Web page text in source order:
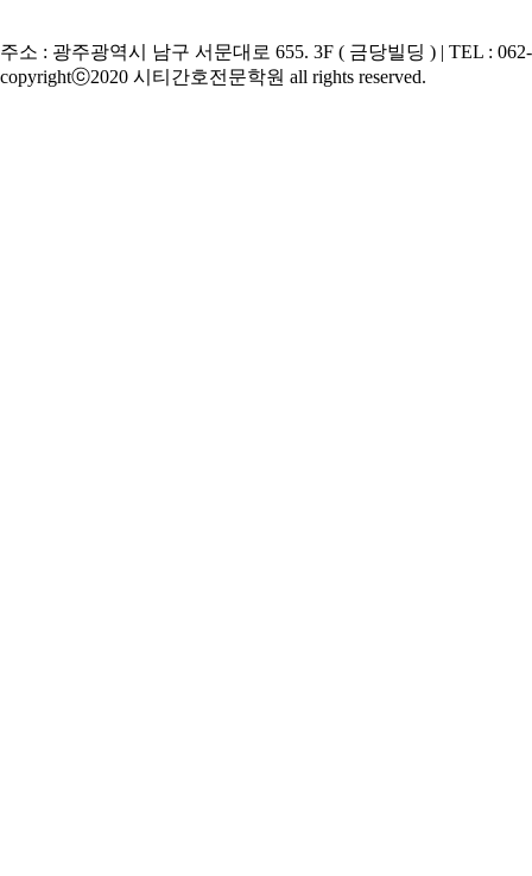
주소 : 광주광역시 남구 서문대로 655. 3F ( 금당빌딩 ) | TEL :
copyrightⓒ2020 시티간호전문학원 all rights reserved.